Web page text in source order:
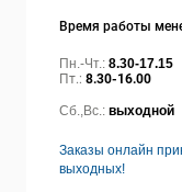
Время работы
Пн.-Чт.: 8.30-17.15
Пт.: 8.30-16.00
Сб.,Вс.: выходной
Заказы онлайн
выходных!